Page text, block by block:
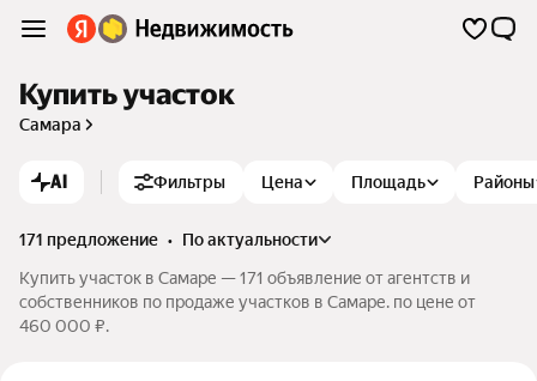
Купить участок
Самара
AI Фильтры Цена Площадь Районы
171 предложение •
по актуальности
Купить участок в Самаре — 171 объявление от агентств и
собственников по продаже участков в Самаре. по цене от
460 000 ₽.